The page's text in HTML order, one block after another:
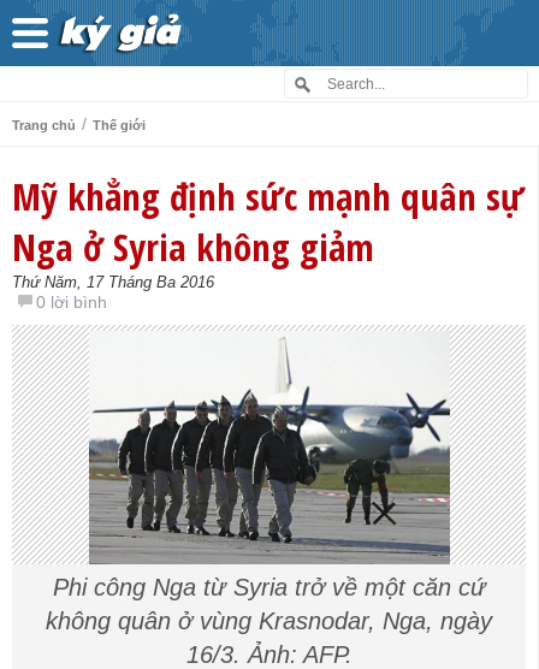
Trang chủ / Thế giới
Mỹ khẳng định sức mạnh quân sự
Nga ở Syria không giảm
Thứ Năm, 17 Tháng Ba 2016
0 lời bình
Phi công Nga từ Syria trở về một căn cứ
không quân ở vùng Krasnodar, Nga, ngày
16/3. Ảnh: AFP.